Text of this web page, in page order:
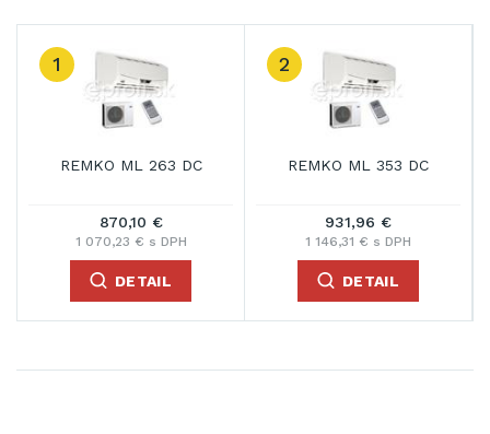
1
REMKO ML 263 DC
870,10 €
1 070,23 € s DPH
DETAIL
2
REMKO ML 353 DC
931,96 €
1 146,31 € s DPH
DETAIL